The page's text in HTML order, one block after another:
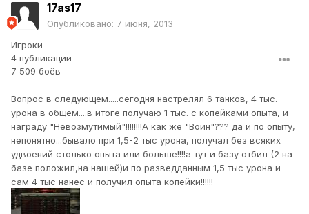
17as17
Опубликовано: 7 июня, 2013
Игроки
4 публикации
7 509 боёв
Вопрос в следующем.....сегодня настрелял 6 танков, 4 тыс.
урона в общем....в итоге получаю 1 тыс. с копейками опыта, и
награду "Невозмутимый"!!!!!!!!А как же "Воин"??? да и по опыту,
непонятно...бывало при 1,5-2 тыс урона, получал без всяких
удвоений столько опыта или больше!!!!а тут и базу отбил (2 на
базе положил,на нашей)и по разведданным 1,5 тыс урона и
сам 4 тыс нанес и получил опыта копейки!!!!!!